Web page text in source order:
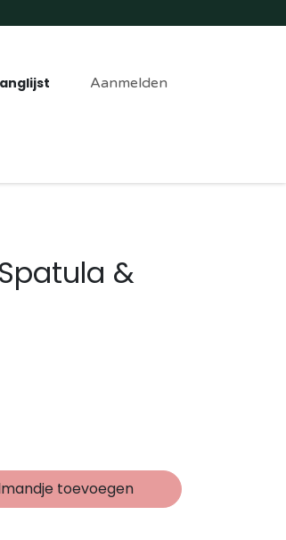
Aanmelden
&
toevoegen